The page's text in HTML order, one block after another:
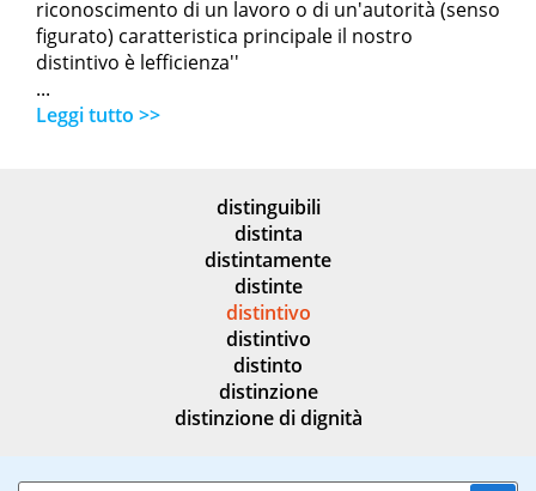
riconoscimento di un lavoro o di un'autorità (senso
figurato) caratteristica principale il nostro
distintivo è lefficienza''
...
Leggi tutto >>
distinguibili
distinta
distintamente
distinte
distintivo
distintivo
distinto
distinzione
distinzione di dignità